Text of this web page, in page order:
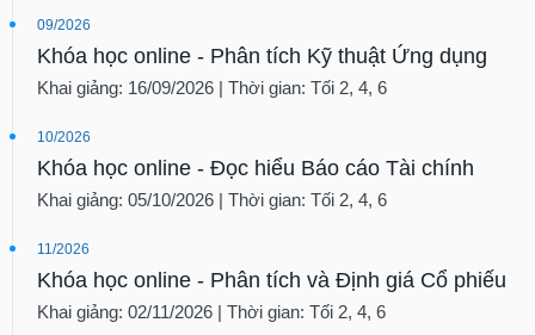
09/2026
Khóa học online - Phân tích Kỹ thuật Ứng dụng
Khai giảng: 16/09/2026 | Thời gian: Tối 2, 4, 6
10/2026
Khóa học online - Đọc hiểu Báo cáo Tài chính
Khai giảng: 05/10/2026 | Thời gian: Tối 2, 4, 6
11/2026
Khóa học online - Phân tích và Định giá Cổ phiếu
Khai giảng: 02/11/2026 | Thời gian: Tối 2, 4, 6
chính
Công
đầu
Truyền